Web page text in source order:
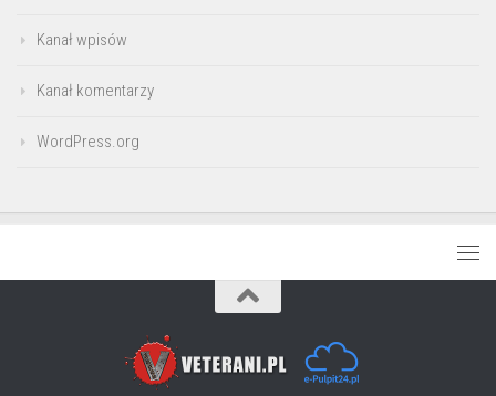
Kanał wpisów
Kanał komentarzy
WordPress.org